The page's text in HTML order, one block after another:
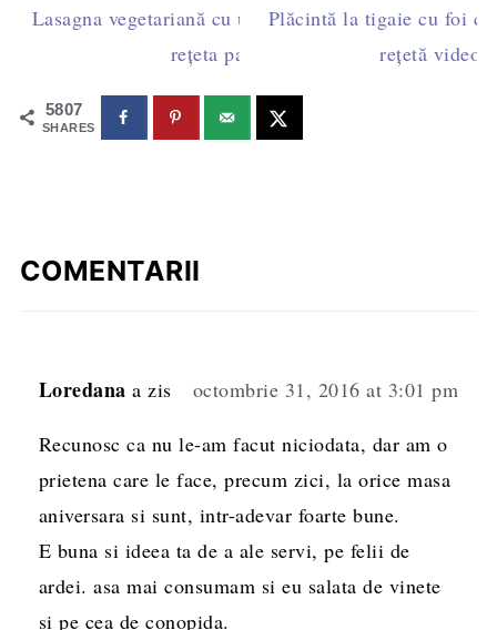
Lasagna vegetariană cu urdă (ricotta) și spanac –
rețeta pas cu pas
Plăcintă la tigaie cu foi
rețetă video
5807
SHARES
COMENTARII
Loredana a zis octombrie 31, 2016 at 3:01 pm
Recunosc ca nu le-am facut niciodata, dar am o
prietena care le face, precum zici, la orice masa
aniversara si sunt, intr-adevar foarte bune.
E buna si ideea ta de a ale servi, pe felii de
ardei. asa mai consumam si eu salata de vinete
si pe cea de conopida.